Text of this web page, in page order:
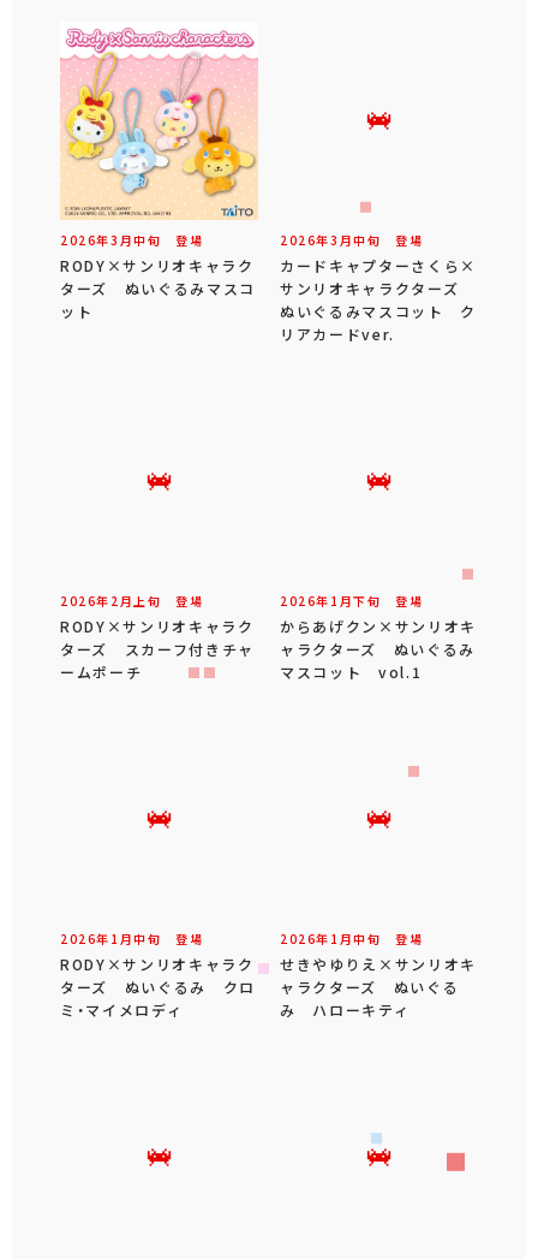
2026年3 月中旬 登場
RODY×サンリオキャラク
ターズ ぬいぐるみマスコ
ット
2026年3 月中旬 登場
カードキャプターさくら×
サンリオキャラクターズ
ぬいぐるみマスコット ク
リアカードver.
2026年 2 月 上旬 登場
RODY×サンリオキャラク
ターズ スカーフ付きチャ
ームポーチ
2026年 1 月下旬 登場
からあげクン×サンリオキ
ャラクターズ ぬいぐるみ
マスコット vol.1
2026年 1 月中旬 登場
RODY×サンリオキャラク
ターズ ぬいぐるみ クロ
ミ・マイメロディ
2026年 1 月中旬 登場
せきやゆりえ×サンリオキ
ャラクターズ ぬいぐる
み ハローキティ